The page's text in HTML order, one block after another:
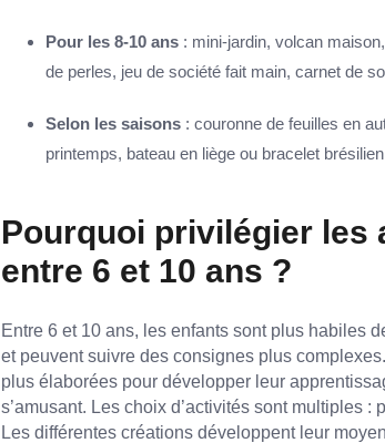
Pour les 8-10 ans : mini-jardin, volcan
de perles, jeu de société fait main, carnet de
Selon les saisons : couronne de feuilles en
printemps, bateau en liège ou bracelet
Pourquoi privilégier les
entre 6 et 10 ans ?
Entre 6 et 10 ans, les enfants sont plus habiles
et peuvent suivre des consignes plus
plus élaborées pour développer leur
s’amusant. Les choix d’activités sont multiples :
Les différentes créations développent leur